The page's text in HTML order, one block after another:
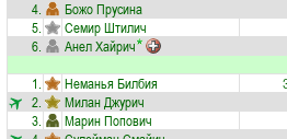
4.
Божо Прусина
5.
Семир Штилич
6.
Анел Хайрич
1. Неманья Билбия
2.
Милан Джурич
3.
Марин Попович